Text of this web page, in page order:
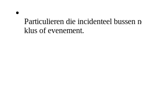
Particulieren die incidenteel bussen
klus of evenement.